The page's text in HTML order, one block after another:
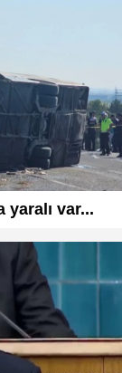
yaralı var...